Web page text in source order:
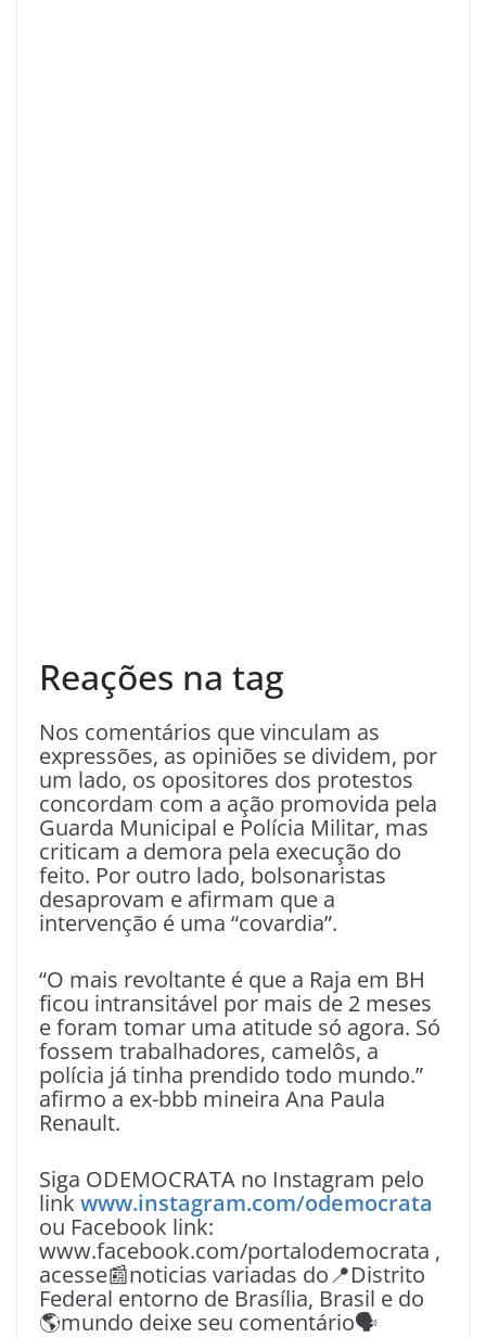
Reações na tag
Nos comentários que vinculam as
expressões, as opiniões se dividem, por
um lado, os opositores dos protestos
concordam com a ação promovida pela
Guarda Municipal e Polícia Militar, mas
criticam a demora pela execução do
feito. Por outro lado, bolsonaristas
desaprovam e afirmam que a
intervenção é uma “covardia”.
“O mais revoltante é que a Raja em BH
ficou intransitável por mais de 2 meses
e foram tomar uma atitude só agora. Só
fossem trabalhadores, camelôs, a
polícia já tinha prendido todo mundo.”
afirmo a ex-bbb mineira Ana Paula
Renault.
Siga ODEMOCRATA no Instagram pelo
link www.instagram.com/odemocrata
ou Facebook link:
www.facebook.com/portalodemocrata ,
acesse📰noticias variadas do📍Distrito
Federal entorno de Brasília, Brasil e do
🌎mundo deixe seu comentário🗣